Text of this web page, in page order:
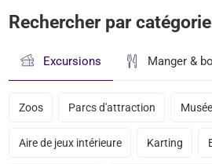
Rechercher par catégorie
Excursions Manger &
Zoos Parcs d'attraction Musée
Aire de jeux intérieure Karting